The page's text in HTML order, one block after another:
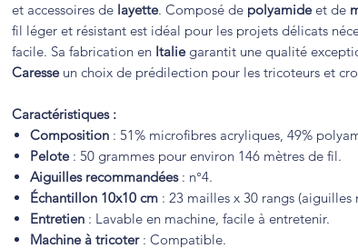
et accessoires de layette. Composé de polyamideet de
fil léger et résistant est idéal pour les projets délicats
facile. Sa fabrication en Italiegarantit une qualité
Caresseun choix de prédilection pour les tricoteurs et
Caractéristiques :
Composition : 51% microfibres acryliques, 49%
Pelote: 50 grammes pour environ 146 mètres de fil.
Aiguilles recommandées: n°4.
Échantillon 10x10 cm : 23 mailles x 30 rangs (aiguilles
Entretien : Lavable en machine, facile à entretenir.
Machine à tricoter: Compatible.